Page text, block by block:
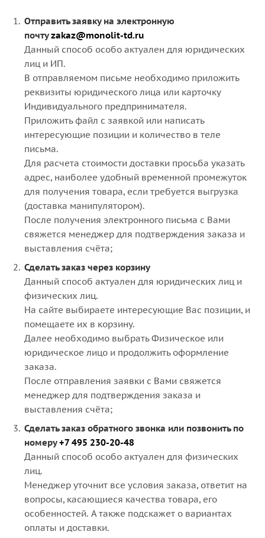
Отправить заявку на электронную
почтуzakaz@monolit-td.ru
Данный способ особо актуален для юридических
лиц и ИП.
В отправляемом письме необходимо приложить
реквизиты юридического лица или карточку
Индивидуального предпринимателя.
Приложить файл с заявкой или написать
интересующие позиции и количество в теле
письма.
Для расчета стоимости доставки просьба указать
адрес, наиболее удобный временной промежуток
для получения товара, если требуется выгрузка
(доставка манипулятором).
После получения электронного письма с Вами
свяжется менеджер для подтверждения заказа и
выставления счёта;
Сделать заказ через корзину
Данный способ актуален для юридических лиц и
физических лиц.
На сайте выбираете интересующие Вас позиции, и
помещаете их в корзину.
Далее необходимо выбрать Физическое или
юридическое лицо и продолжить оформление
заказа.
После отправления заявки с Вами свяжется
менеджер для подтверждения заказа и
выставления счёта;
Сделать заказ обратного звонка или позвонить по
номеру+7 495 230-20-48
Данный способ особо актуален для физических
лиц.
Менеджер уточнит все условия заказа, ответит на
вопросы, касающиеся качества товара, его
особенностей. А также подскажет о вариантах
оплаты и доставки.